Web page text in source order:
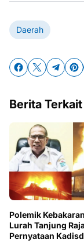
Daerah
Berita Terkait
Polemik
Lurah Tanjung
Pernyataan